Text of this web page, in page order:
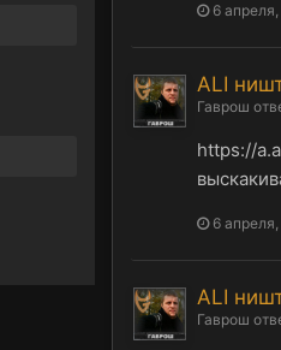
6 апреля,
ALI
Гаврош
https://
6 апреля,
ALI
Гаврош